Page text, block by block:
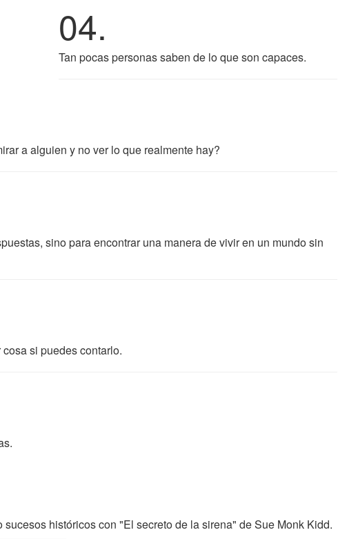
04.
Tan pocas personas saben de lo que son capaces.
a alguien y no ver lo que realmente hay?
sino para encontrar una manera de vivir en un mundo sin
si puedes contarlo.
históricos con "El secreto de la sirena" de Sue Monk Kidd.